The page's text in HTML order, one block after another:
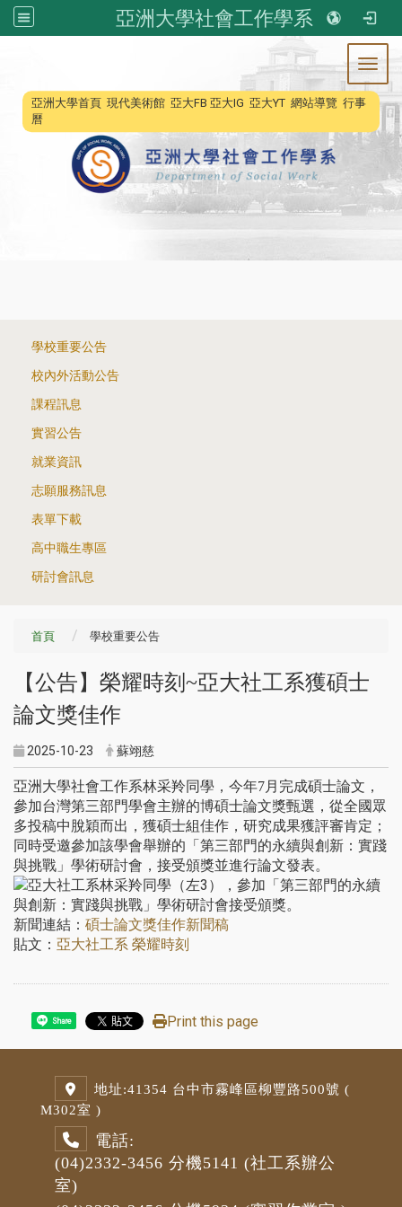
亞洲大學社會工作學系
::: 亞洲大學首頁 現代美術館 亞大FB 亞大IG 亞大YT 網站導覽 行事
曆
學校重要公告
校內外活動公告
課程訊息
實習公告
就業資訊
志願服務訊息
表單下載
高中職生專區
研討會訊息
首頁 學校重要公告
【公告】榮耀時刻~亞大社工系獲碩士
論文獎佳作
2025-10-23 蘇翊慈
亞洲大學社會工作系林采羚同學，今年7月完成碩士論文，
參加台灣第三部門學會主辦的博碩士論文獎甄選，從全國眾
多投稿中脫穎而出，獲碩士組佳作，研究成果獲評審肯定；
同時受邀參加該學會舉辦的「第三部門的永續與創新：實踐
與挑戰」學術研討會，接受頒獎並進行論文發表。
新聞連結： 碩士論文獎佳作新聞稿
貼文： 亞大社工系 榮耀時刻
Share Print this page
地址:41354 台中市霧峰區柳豐路500號 (
M302室 )
電話:
(04)2332-3456 分機5141 (社工系辦公
室)